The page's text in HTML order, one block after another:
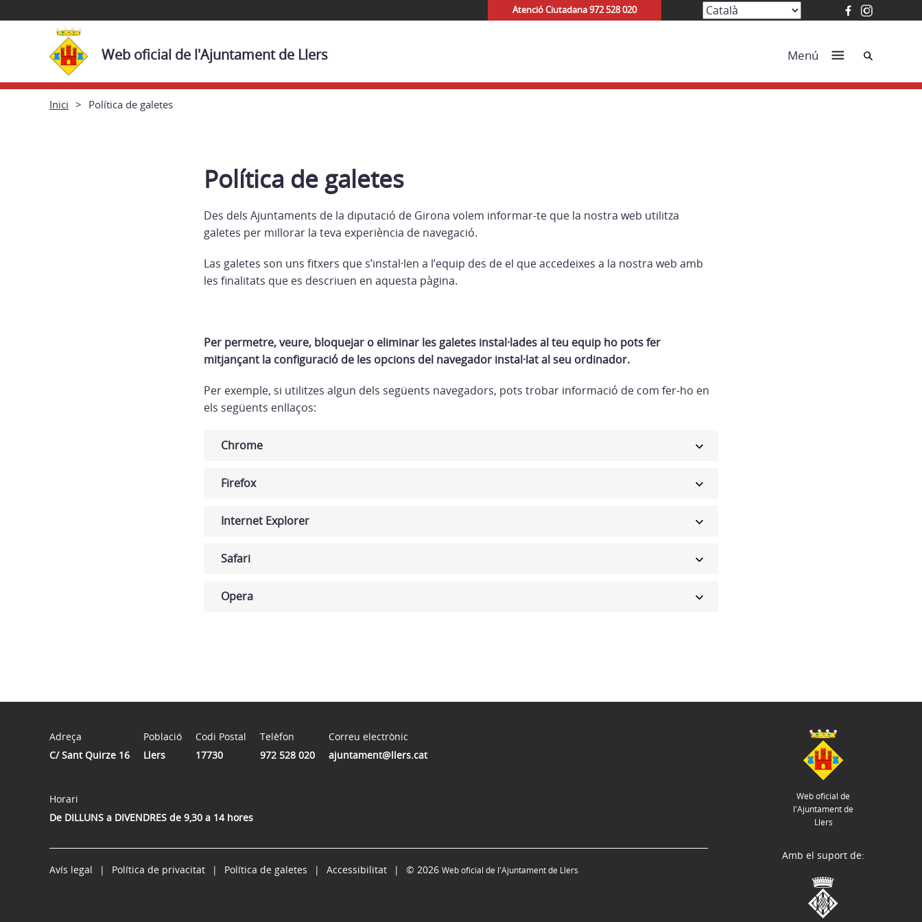
Atenció Ciutadana 972 528 020
Web oficial de l'Ajuntament de Llers Menú Cerca
Inici Política de galetes
Política de galetes
Des dels Ajuntaments de la diputació de Girona volem informar-te que la nostra web utilitza
galetes per millorar la teva experiència de navegació.
Las galetes son uns fitxers que s’instal·len a l’equip des de el que accedeixes a la nostra web amb
les finalitats que es descriuen en aquesta pàgina.
Per permetre, veure, bloquejar o eliminar les galetes instal·lades al teu equip ho pots fer
mitjançant la configuració de les opcions del navegador instal·lat al seu ordinador.
Per exemple, si utilitzes algun dels següents navegadors, pots trobar informació de com fer-ho en
els següents enllaços:
Chrome
Firefox
Internet Explorer
Safari
Opera
Adreça
C/ Sant Quirze 16
Població
Llers
Codi Postal
17730
Telèfon
972 528 020
Correu electrònic
ajuntament@llers.cat
Horari
De DILLUNS a DIVENDRES de 9,30 a 14 hores
Web oficial de
l'Ajuntament de
Llers
Avís legal Política de privacitat Política de galetes Accessibilitat © 2026 Web oficial de l'Ajuntament de Llers
Amb el suport de: